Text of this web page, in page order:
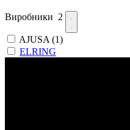
Виробники 2
AJUSA (1)
ELRING